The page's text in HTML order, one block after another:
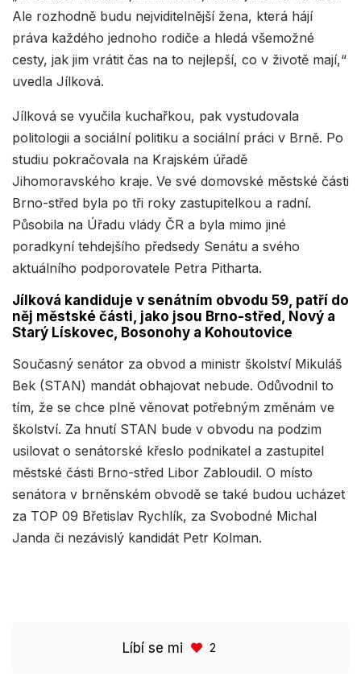
Ale rozhodně budu nejviditelnější žena, která hájí
práva každého jednoho rodiče a hledá všemožné
cesty, jak jim vrátit čas na to nejlepší, co v životě mají,“
uvedla Jílková.
Jílková se vyučila kuchařkou, pak vystudovala
politologii a sociální politiku a sociální práci v Brně. Po
studiu pokračovala na Krajském úřadě
Jihomoravského kraje. Ve své domovské městské části
Brno-střed byla po tři roky zastupitelkou a radní.
Působila na Úřadu vlády ČR a byla mimo jiné
poradkyní tehdejšího předsedy Senátu a svého
aktuálního podporovatele Petra Pitharta.
Jílková kandiduje v senátním obvodu 59, patří do
něj městské části, jako jsou Brno-střed, Nový a
Starý Lískovec, Bosonohy a Kohoutovice
Současný senátor za obvod a ministr školství Mikuláš
Bek (STAN) mandát obhajovat nebude. Odůvodnil to
tím, že se chce plně věnovat potřebným změnám ve
školství. Za hnutí STAN bude v obvodu na podzim
usilovat o senátorské křeslo podnikatel a zastupitel
městské části Brno-střed Libor Zabloudil. O místo
senátora v brněnském obvodě se také budou ucházet
za TOP 09 Břetislav Rychlík, za Svobodné Michal
Janda či nezávislý kandidát Petr Kolman.
Líbí se mi 2